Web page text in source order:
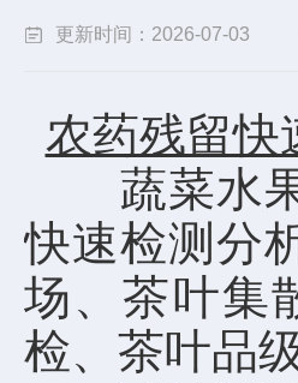
更新时间：2026-07-03
农药残留快
蔬菜水果
快速检测分
场、茶叶集
检、茶叶品